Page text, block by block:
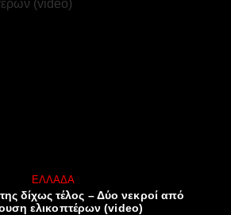
ΕΛΛΆΔΑ
δίχως τέλος – Δύο νεκροί από
ελικοπτέρων (video)